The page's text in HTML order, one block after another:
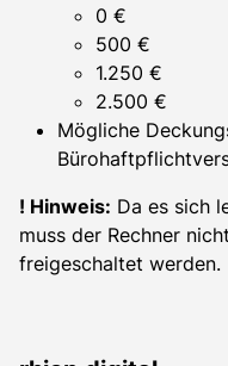
0 €
500 €
1.250 €
2.500 €
Mögliche
! Hinweis: Da es sich
muss der Rechner
freigeschaltet werden.